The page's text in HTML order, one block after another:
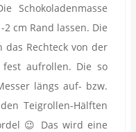
Schokoladenmasse
cm Rand lassen. Die
Rechteck von der
aufrollen. Die so
längs auf- bzw.
Teigrollen-Hälften
😉 Das wird eine